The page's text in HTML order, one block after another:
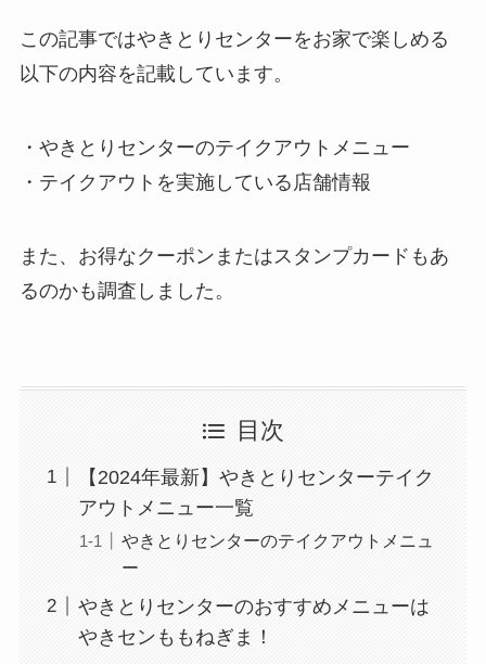
この記事ではやきとりセンターをお家で楽しめる
以下の内容を記載しています。
・やきとりセンターのテイクアウトメニュー
・テイクアウトを実施している店舗情報
また、お得なクーポンまたはスタンプカードもあ
るのかも調査しました。
目次
【2024年最新】やきとりセンターテイク
アウトメニュー一覧
やきとりセンターのテイクアウトメニュ
ー
やきとりセンターのおすすめメニューは
やきセンももねぎま！